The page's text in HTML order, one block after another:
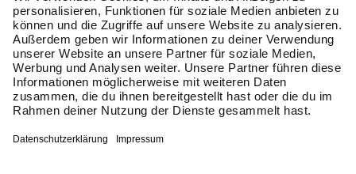
Metall geeignet. In der Übersicht ist die jeweilige
Funktionsweise des Fräswerkzeug erklärt.
Diese Fräswerkzeuge sind